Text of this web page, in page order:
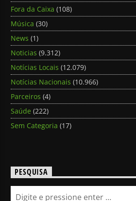
Fora da Caixa (108)
Música (30)
News (1)
Noticias (9.312)
Notícias Locais (12.079)
Notícias Nacionais (10.966)
Parceiros (4)
Saúde (222)
Sem Categoria (17)
PESQUISA